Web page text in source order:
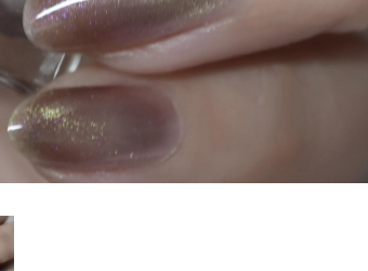
eギフト